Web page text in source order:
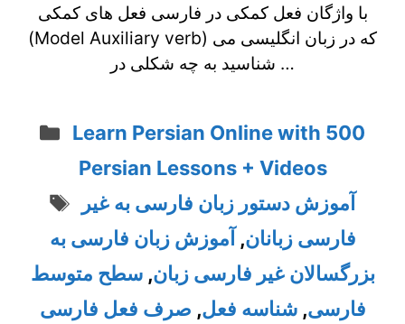
با واژگان فعل کمکی در فارسی فعل های کمکی
(Model Auxiliary verb) که در زبان انگلیسی می
شناسید به چه شکلی در …
Categories
Learn Persian Online with 500
Persian Lessons + Videos
Tags
آموزش دستور زبان فارسی به غیر
فارسی زبانان, آموزش زبان فارسی به
بزرگسالان غیر فارسی زبان,سطح متوسط
فارسی,شناسه فعل, صرف فعل فارسی